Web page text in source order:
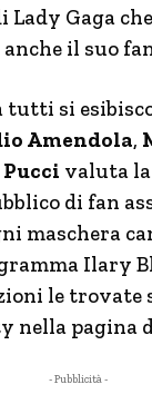
Gaga
il suo
si
Amendola,
valuta
di fan
maschera
Ilary
le trovate
nella pagina
- Pubblicità -